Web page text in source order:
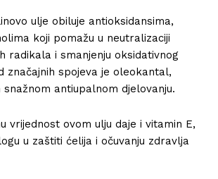
ulje obiluje antioksidansima,
koji pomažu u neutralizaciji
radikala i smanjenju oksidativnog
značajnih spojeva je oleokantal,
antiupalnom djelovanju.
vrijednost ovom ulju daje i vitamin E,
u zaštiti ćelija i očuvanju zdravlja